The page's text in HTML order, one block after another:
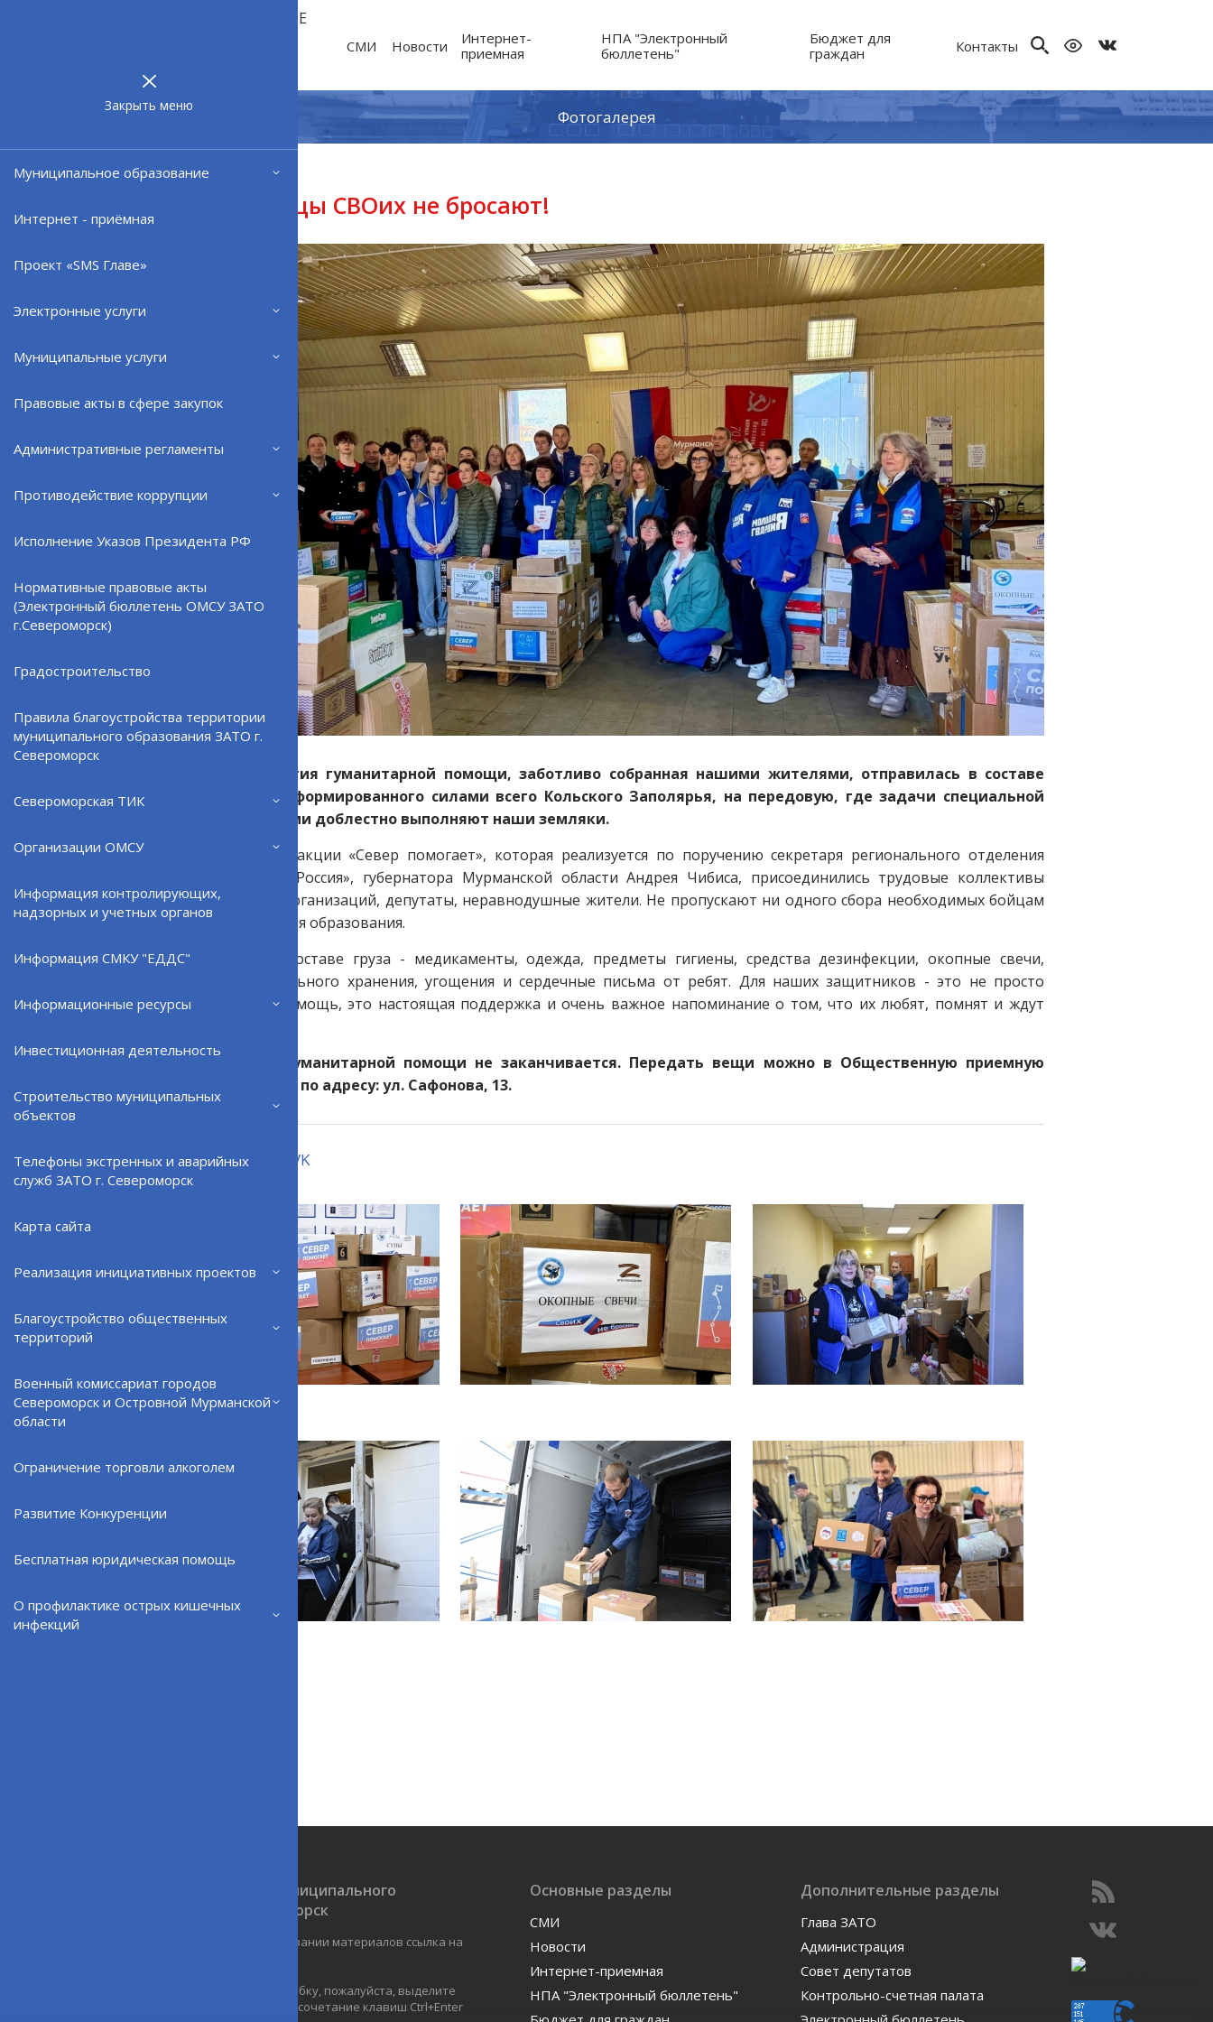
Закрыть меню
Муниципальное образование
Интернет - приёмная
Проект «SMS Главе»
Электронные услуги
Муниципальные услуги
Правовые акты в сфере закупок
Административные регламенты
Противодействие коррупции
Исполнение Указов Президента РФ
Нормативные правовые акты
(Электронный бюллетень ОМСУ ЗАТО
г.Североморск)
Градостроительство
Правила благоустройства территории
муниципального образования ЗАТО г.
Североморск
Североморская ТИК
Организации ОМСУ
Информация контролирующих,
надзорных и учетных органов
Информация СМКУ "ЕДДС"
Информационные ресурсы
Инвестиционная деятельность
Строительство муниципальных
объектов
Телефоны экстренных и аварийных
служб ЗАТО г. Североморск
Карта сайта
Реализация инициативных проектов
Благоустройство общественных
территорий
Военный комиссариат городов
Североморск и Островной Мурманской
области
Ограничение торговли алкоголем
Развитие Конкуренции
Бесплатная юридическая помощь
О профилактике острых кишечных
инфекций
МУНИЦИПАЛЬНОЕ
СМИ Новости
Интернет-
приемная
НПА "Электронный
бюллетень"
Бюджет для
граждан
Контакты
Фотогалерея
04.06.26
Североморцы СВОих не бросают!
Очередная партия гуманитарной помощи, заботливо собранная нашими жителями, отправилась в составе
общего груза, сформированного силами всего Кольского Заполярья, на передовую, где задачи специальной
военной операции доблестно выполняют наши земляки.
К региональной акции «Север помогает», которая реализуется по поручению секретаря регионального отделения
партии «Единая Россия», губернатора Мурманской области Андрея Чибиса, присоединились трудовые коллективы
североморских организаций, депутаты, неравнодушные жители. Не пропускают ни одного сбора необходимых бойцам
вещей учреждения образования.
На этот раз в составе груза - медикаменты, одежда, предметы гигиены, средства дезинфекции, окопные свечи,
продукты длительного хранения, угощения и сердечные письма от ребят. Для наших защитников - это не просто
материальная помощь, это настоящая поддержка и очень важное напоминание о том, что их любят, помнят и ждут
На этом сбор гуманитарной помощи не заканчивается. Передать вещи можно в Общественную приемную
«Единая Россия» по адресу: ул. Сафонова, 13.
Поделиться: VK
Официальный сайт ОМСУ муниципального
образования ЗАТО г.Североморск
При полном или частичном использовании материалов ссылка на
Если Вы обнаружили на странице ошибку, пожалуйста, выделите
курсором слово или фразу и нажмите сочетание клавиш Ctrl+Enter
Основные разделы
СМИ
Новости
Интернет-приемная
НПА "Электронный бюллетень"
Дополнительные разделы
Глава ЗАТО
Администрация
Совет депутатов
Контрольно-счетная палата